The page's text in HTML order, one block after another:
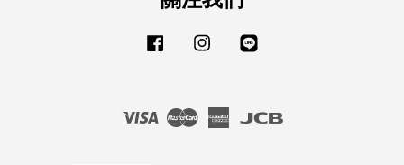
Facebook Instagram
Visa Master
American